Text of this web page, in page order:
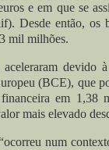
e em que se
Desde então, os
mil milhões.
devido
(BCE), que
em 1,38
mais elevado
num